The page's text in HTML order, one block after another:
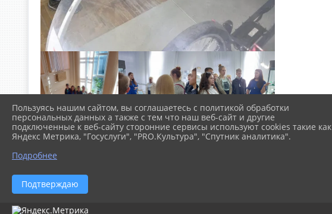
Пользуясь нашим сайтом, вы соглашаетесь с политикой обработки
персональных данных а также с тем что наш веб-сайт и другие
подключенные к веб-сайту сторонние сервисы используют cookies такие как
Яндекс Метрика, "Госуслуги", "PRO.Культура", "Спутник аналитика".
Подробнее
Подтверждаю